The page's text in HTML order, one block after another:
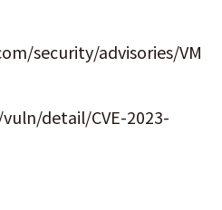
security/advisories/VM
detail/CVE-2023-